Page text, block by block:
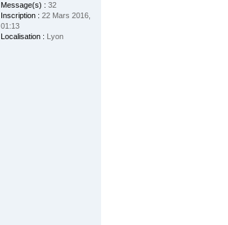
Message(s) : 32
Inscription : 22 Mars 2016,
01:13
Localisation : Lyon